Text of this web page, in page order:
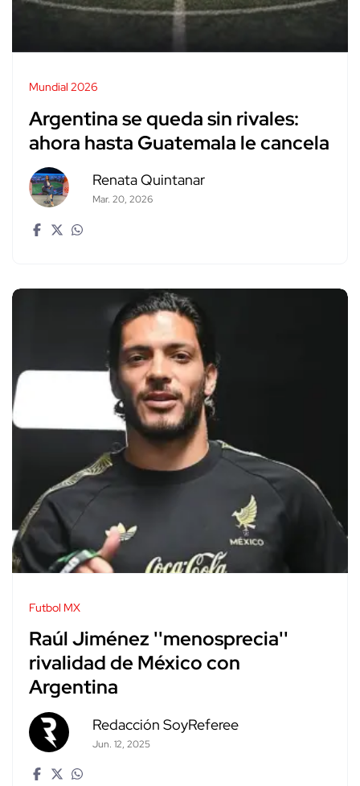
Mundial 2026
Argentina se queda sin rivales:
ahora hasta Guatemala le cancela
Renata Quintanar
Mar. 20, 2026
Futbol MX
Raúl Jiménez ''menosprecia''
rivalidad de México con
Argentina
Redacción SoyReferee
Jun. 12, 2025